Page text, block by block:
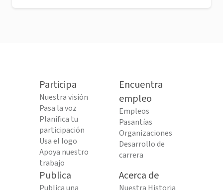
Participa
Nuestra visión
Pasa la voz
Planifica tu
participación
Usa el logo
Apoya nuestro
trabajo
Encuentra
empleo
Empleos
Pasantías
Organizaciones
Desarrollo de
carrera
Publica Acerca de